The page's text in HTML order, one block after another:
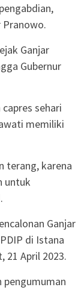
Pranowo.
Ganjar
Gubernur
sehari
memiliki
terang, karena
untuk
Ganjar
di Istana
21 April 2023.